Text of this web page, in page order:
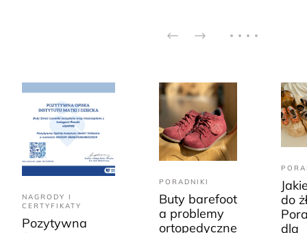
NAGRODY I
CERTYFIKATY
Pozytywna
PORADNIKI
Buty barefoot
a problemy
ortopedyczne
do
dla